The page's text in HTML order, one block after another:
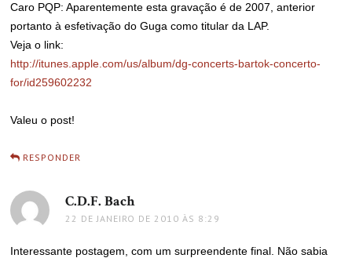
Caro PQP: Aparentemente esta gravação é de 2007, anterior
portanto à esfetivação do Guga como titular da LAP.
Veja o link:
http://itunes.apple.com/us/album/dg-concerts-bartok-concerto-
for/id259602232
Valeu o post!
RESPONDER
C.D.F. Bachdisse:
22 DE JANEIRO DE 2010 ÀS 8:29
Interessante postagem, com um surpreendente final. Não sabia